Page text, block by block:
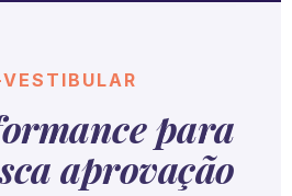
VESTIBULAR
para
aprovação